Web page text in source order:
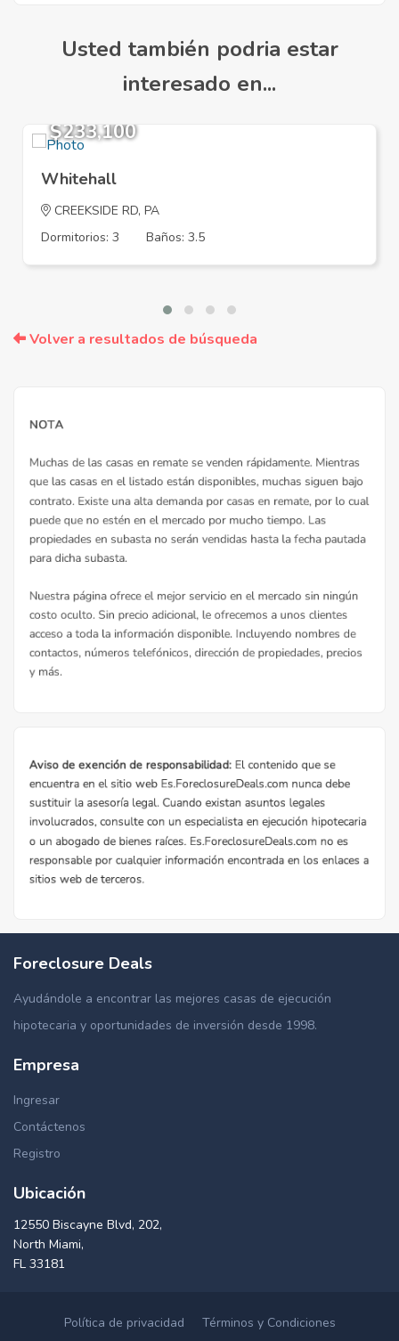
Usted también podria estar
interesado en...
$233,100
Whitehall
CREEKSIDE RD, PA
Dormitorios: 3
Baños: 3.5
Volver a resultados de búsqueda
Foreclosure Deals
Ayudándole a encontrar las mejores casas de ejecución
hipotecaria y oportunidades de inversión desde 1998.
Empresa
Ingresar
Contáctenos
Registro
Ubicación
12550 Biscayne Blvd, 202,
North Miami,
FL 33181
Política de privacidad
Términos y Condiciones